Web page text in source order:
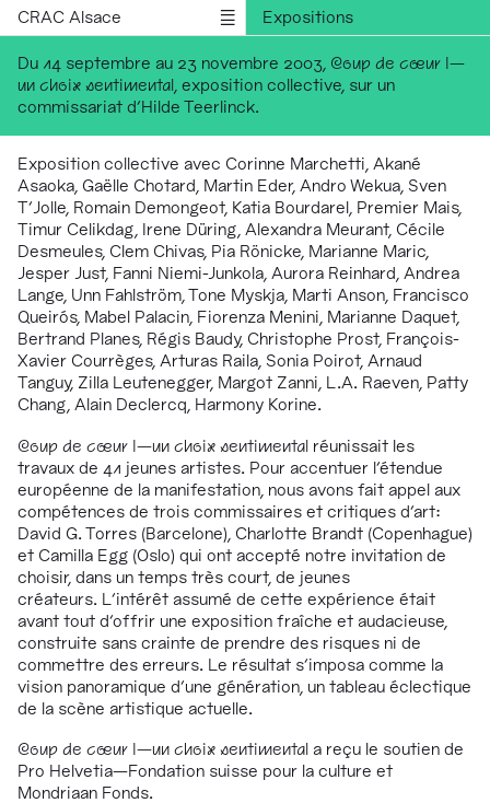
CRAC Alsace
Expositions
Médiations
Publications
Informations
English version
Du 14 septembre au 23 novembre 2003, Coup de cœur I—
un choix sentimental , exposition collective, sur un
commissariat d'Hilde Teerlinck.
Exposition collective avec Corinne Marchetti, Akané
Asaoka, Gaëlle Chotard, Martin Eder, Andro Wekua, Sven
T'Jolle, Romain Demongeot, Katia Bourdarel, Premier Mais,
Timur Celikdag, Irene Düring, Alexandra Meurant, Cécile
Desmeules, Clem Chivas, Pia Rönicke, Marianne Maric,
Jesper Just, Fanni Niemi-Junkola, Aurora Reinhard, Andrea
Lange, Unn Fahlström, Tone Myskja, Marti Anson, Francisco
Queirós, Mabel Palacin, Fiorenza Menini, Marianne Daquet,
Bertrand Planes, Régis Baudy, Christophe Prost, François-
Xavier Courrèges, Arturas Raila, Sonia Poirot, Arnaud
Tanguy, Zilla Leutenegger, Margot Zanni, L.A. Raeven, Patty
Chang, Alain Declercq, Harmony Korine.
Coup de cœur I—un choix sentimental réunissait les
travaux de 41 jeunes artistes. Pour accentuer l'étendue
européenne de la manifestation, nous avons fait appel aux
compétences de trois commissaires et critiques d'art:
David G. Torres (Barcelone), Charlotte Brandt (Copenhague)
et Camilla Egg (Oslo) qui ont accepté notre invitation de
choisir, dans un temps très court, de jeunes
créateurs. L'intérêt assumé de cette expérience était
avant tout d'offrir une exposition fraîche et audacieuse,
construite sans crainte de prendre des risques ni de
commettre des erreurs. Le résultat s'imposa comme la
vision panoramique d'une génération, un tableau éclectique
de la scène artistique actuelle.
Coup de cœur I—un choix sentimental a reçu le soutien de
Pro Helvetia—Fondation suisse pour la culture et
Mondriaan Fonds.